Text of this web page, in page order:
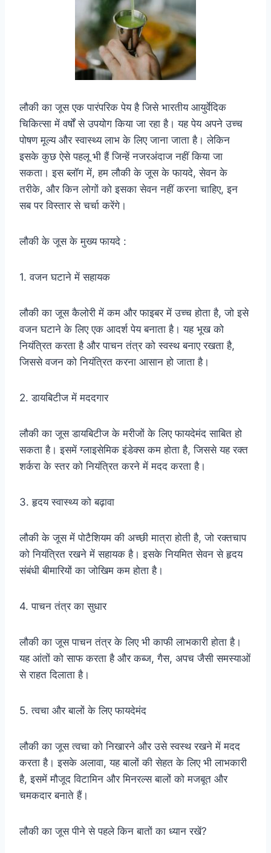
लौकी का जूस एक पारंपरिक पेय है जिसे भारतीय आयुर्वेदिक
चिकित्सा में वर्षों से उपयोग किया जा रहा है। यह पेय अपने उच्च
पोषण मूल्य और स्वास्थ्य लाभ के लिए जाना जाता है। लेकिन
इसके कुछ ऐसे पहलू भी हैं जिन्हें नजरअंदाज नहीं किया जा
सकता। इस ब्लॉग में, हम लौकी के जूस के फायदे, सेवन के
तरीके, और किन लोगों को इसका सेवन नहीं करना चाहिए, इन
सब पर विस्तार से चर्चा करेंगे।
लौकी के जूस के मुख्य फायदे :
1. वजन घटाने में सहायक
लौकी का जूस कैलोरी में कम और फाइबर में उच्च होता है, जो इसे
वजन घटाने के लिए एक आदर्श पेय बनाता है। यह भूख को
नियंत्रित करता है और पाचन तंत्र को स्वस्थ बनाए रखता है,
जिससे वजन को नियंत्रित करना आसान हो जाता है।
2. डायबिटीज में मददगार
लौकी का जूस डायबिटीज के मरीजों के लिए फायदेमंद साबित हो
सकता है। इसमें ग्लाइसेमिक इंडेक्स कम होता है, जिससे यह रक्त
शर्करा के स्तर को नियंत्रित करने में मदद करता है।
3. हृदय स्वास्थ्य को बढ़ावा
लौकी के जूस में पोटैशियम की अच्छी मात्रा होती है, जो रक्तचाप
को नियंत्रित रखने में सहायक है। इसके नियमित सेवन से हृदय
संबंधी बीमारियों का जोखिम कम होता है।
4. पाचन तंत्र का सुधार
लौकी का जूस पाचन तंत्र के लिए भी काफी लाभकारी होता है।
यह आंतों को साफ करता है और कब्ज, गैस, अपच जैसी समस्याओं
से राहत दिलाता है।
5. त्वचा और बालों के लिए फायदेमंद
लौकी का जूस त्वचा को निखारने और उसे स्वस्थ रखने में मदद
करता है। इसके अलावा, यह बालों की सेहत के लिए भी लाभकारी
है, इसमें मौजूद विटामिन और मिनरल्स बालों को मजबूत और
चमकदार बनाते हैं।
लौकी का जूस पीने से पहले किन बातों का ध्यान रखें?